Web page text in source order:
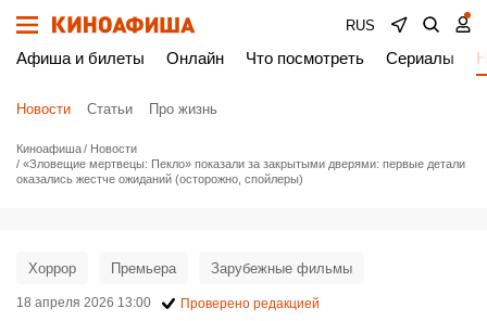
RUS
Афиша и билеты Онлайн Что посмотреть Сериалы
Новости Статьи Про жизнь
Киноафиша
Новости
«Зловещие мертвецы: Пекло» показали за закрытыми дверями: первые детали
оказались жестче ожиданий (осторожно, спойлеры)
Хоррор Премьера Зарубежные фильмы
18 апреля 2026 13:00 Проверено редакцией